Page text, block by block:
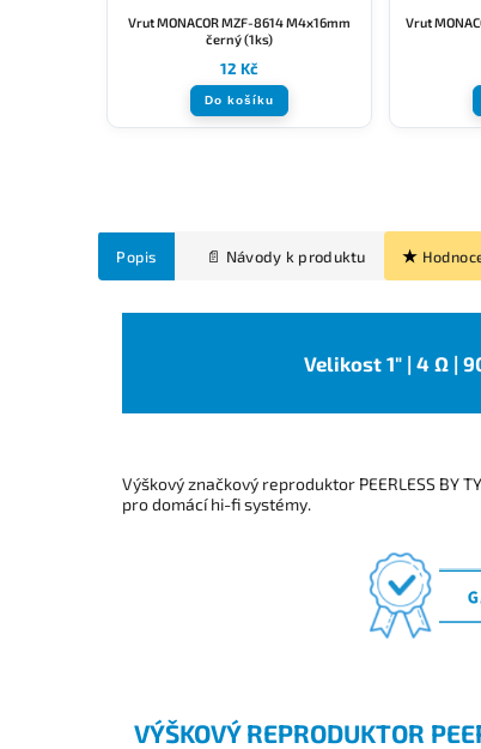
Vrut MONACOR MZF-8614 M4x16mm
černý (1ks)
12 Kč
Do košíku
Vrut
Popis
Velikost 1" | 4 Ω |
Výškový značkový reproduktor PEERLESS BY
pro domácí hi-fi systémy.
VÝŠKOVÝ REPRODUKTOR